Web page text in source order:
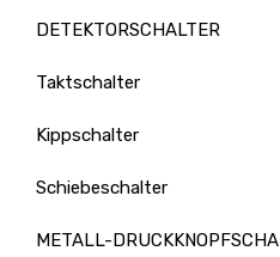
DETEKTORSCHALTER
Taktschalter
Kippschalter
Schiebeschalter
METALL-